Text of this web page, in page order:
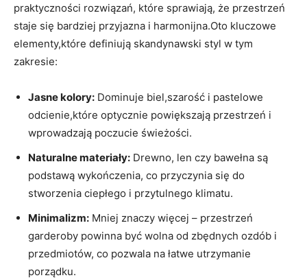
praktyczności rozwiązań, które sprawiają, że przestrzeń
staje się bardziej przyjazna i harmonijna.Oto kluczowe
elementy,które definiują skandynawski styl w tym
zakresie:
Jasne kolory: Dominuje biel,szarość i pastelowe
odcienie,które optycznie powiększają przestrzeń i
wprowadzają poczucie świeżości.
Naturalne materiały: Drewno, len czy bawełna są
podstawą wykończenia, co przyczynia się do
stworzenia ciepłego i przytulnego klimatu.
Minimalizm: Mniej znaczy więcej – przestrzeń
garderoby powinna być wolna od zbędnych ozdób i
przedmiotów, co pozwala na łatwe utrzymanie
porządku.